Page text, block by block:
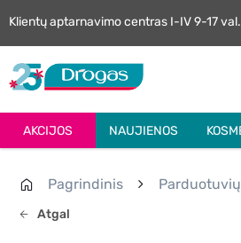
Klientų aptarnavimo centras I-IV 9-17
AKCIJOS NAUJIENOS
Atgal
Pagrindinis